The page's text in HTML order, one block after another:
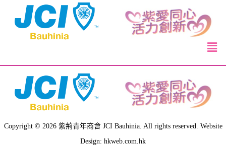
Copyright © 2026 紫荊青年商會 JCI Bauhinia. All rights reserved. Website
Design: hkweb.com.hk